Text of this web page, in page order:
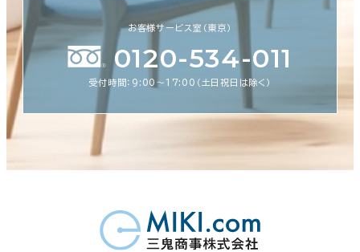
お客様サービス室（東京）
0120-534-011
受付時間：9:00〜17:00（土日祝日は除く）